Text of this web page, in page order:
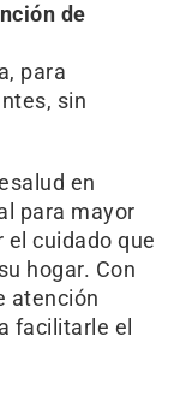
de
para
sin
en
para mayor
cuidado que
hogar. Con
atención
facilitarle el